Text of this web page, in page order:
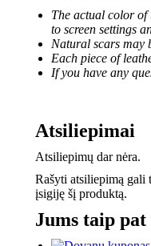
The actual color of
to screen settings
Natural scars may
Each piece of
If you have any
Atsiliepimai
Atsiliepimų dar nėra.
Rašyti atsiliepimą
įsigiję šį produktą.
Jums taip